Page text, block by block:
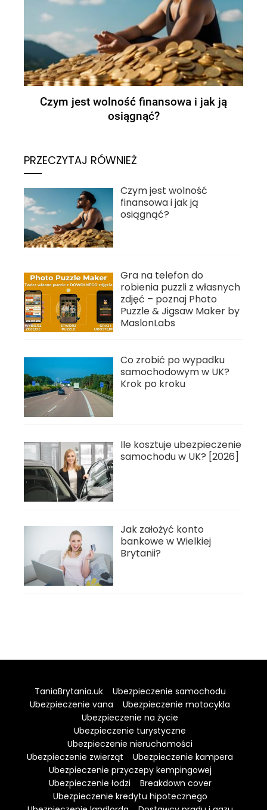
Jak założyć konto bankowe w Wielkiej
Brytanii?
PRZECZYTAJ RÓWNIEŻ
Czym jest wolność
finansowa i jak ją
osiągnąć?
Gra na telefon do
robienia puzzli z własnych
zdjęć – poznaj Photo
Puzzle & Jigsaw Maker by
MaslonLabs
Co zrobić po wypadku
samochodowym w UK?
Krok po kroku
Ile kosztuje ubezpieczenie
samochodu w UK? [2026]
Jak założyć konto
bankowe w Wielkiej
Brytanii?
TaniaBrytania.uk
Ubezpieczenie samochodu
Ubezpieczenie vana
Ubezpieczenie motocykla
Ubezpieczenie na życie
Ubezpieczenie turystyczne
Ubezpieczenie nieruchomości
Ubezpieczenie zwierząt
Ubezpieczenie kampera
Ubezpieczenie przyczepy kempingowej
Ubezpieczenie łodzi
Breakdown cover
Ubezpieczenie kredytu hipotecznego